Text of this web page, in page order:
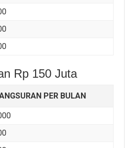
Rp 150 Juta
PER BULAN